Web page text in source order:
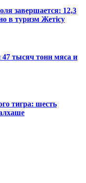
завершается: 12,3
в туризм Жетісу
47 тысяч тонн мяса и
тигра: шесть